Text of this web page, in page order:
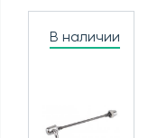
В наличии